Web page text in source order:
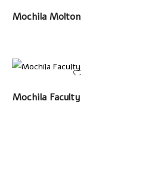
LEER MÁS
Mochila Molton
LEER MÁS
Mochila Faculty